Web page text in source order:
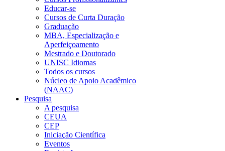
Educar-se
Cursos de Curta Duração
Graduação
MBA, Especialização e
Aperfeiçoamento
Mestrado e Doutorado
UNISC Idiomas
Todos os cursos
Núcleo de Apoio Acadêmico
(NAAC)
Pesquisa
A pesquisa
CEUA
CEP
Iniciação Científica
Eventos